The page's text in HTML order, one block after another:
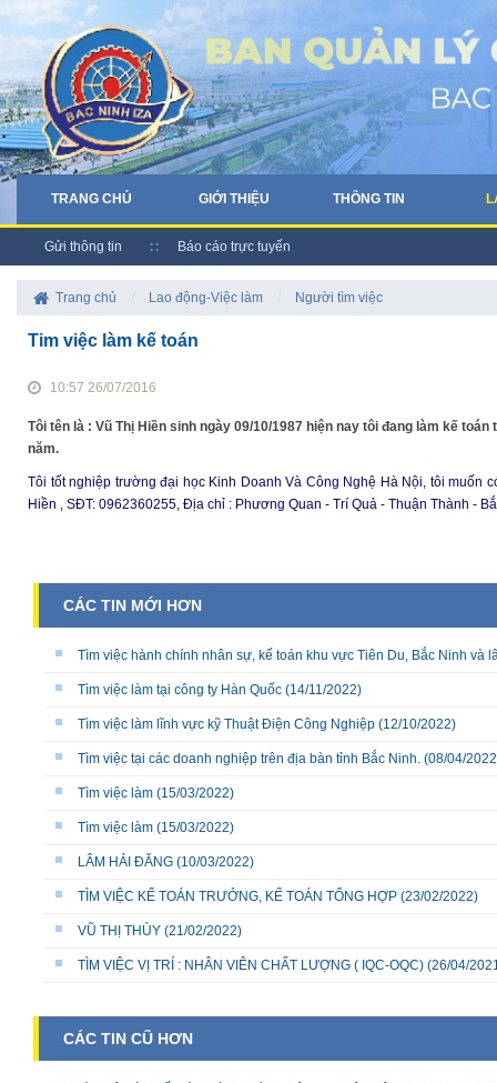
TRANG CHỦ GIỚI THIỆU THÔNG TIN
Gửi thông tin Báo cáo trực tuyến
Trang chủ Lao động-Việc làm Người tìm việc
Tim việc làm kế toán
10:57 26/07/2016
Tôi tên là : Vũ Thị Hiền sinh ngày 09/10/1987 hiện nay tôi đang làm kế
năm.
Tôi tốt nghiệp trường đại học Kinh Doanh Và Công Nghệ Hà Nội, tôi muốn
Hiền , SĐT: 0962360255, Địa chỉ : Phương Quan - Trí Quả - Thuận Thành -
CÁC TIN MỚI HƠN
Tìm việc hành chính nhân sự, kế toán khu vực Tiên Du, Bắc Ninh và
Tìm việc làm tại công ty Hàn Quốc (14/11/2022)
Tìm việc làm lĩnh vực kỹ Thuật Điện Công Nghiệp (12/10/2022)
Tìm việc tại các doanh nghiệp trên địa bàn tỉnh Bắc Ninh. (08/04/
Tìm việc làm (15/03/2022)
Tìm việc làm (15/03/2022)
LÂM HẢI ĐĂNG (10/03/2022)
TÌM VIỆC KẾ TOÁN TRƯỞNG, KẾ TOÁN TỔNG HỢP (23/02/2022)
VŨ THỊ THÙY (21/02/2022)
TÌM VIỆC VỊ TRÍ : NHÂN VIÊN CHẤT LƯỢNG ( IQC-OQC) (26/04/
CÁC TIN CŨ HƠN